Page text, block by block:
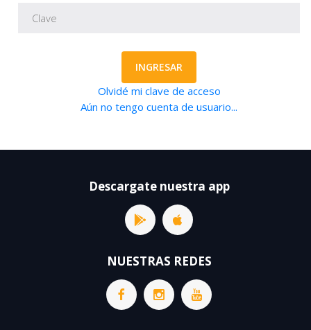
INGRESAR
Olvidé mi clave de acceso
Aún no tengo cuenta de usuario...
Descargate nuestra app
NUESTRAS REDES